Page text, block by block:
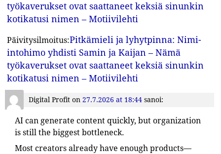
työkaverukset ovat saattaneet keksiä sinunkin
kotikatusi nimen – Motiivilehti
Päivitysilmoitus:Pitkämieli ja lyhytpinna: Nimi-
intohimo yhdisti Samin ja Kaijan – Nämä
työkaverukset ovat saattaneet keksiä sinunkin
kotikatusi nimen – Motiivilehti
Digital Profit on 27.7.2026 at 18:44 sanoi:
AI can generate content quickly, but organization
is still the biggest bottleneck.
Most creators already have enough products—